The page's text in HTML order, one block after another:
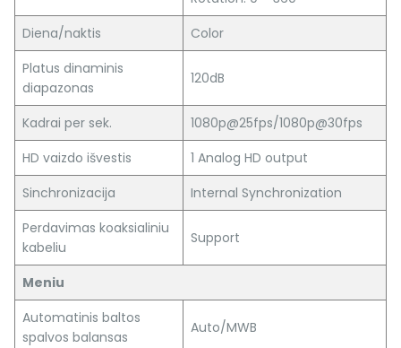
Diena/naktis
Color
Platus dinaminis
diapazonas
120dB
Kadrai per sek.
1080p@25fps/1080p@30fps
HD vaizdo išvestis
1 Analog HD output
Sinchronizacija
Internal Synchronization
Perdavimas koaksialiniu
kabeliu
Support
Meniu
Automatinis baltos
spalvos balansas
Auto/MWB